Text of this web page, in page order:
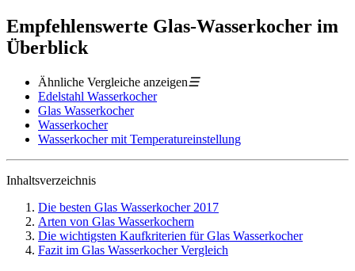
Empfehlenswerte Glas-Wasserkocher im
Überblick
Ähnliche Vergleiche anzeigen☰
Edelstahl Wasserkocher
Glas Wasserkocher
Wasserkocher
Wasserkocher mit Temperatureinstellung
Inhaltsverzeichnis
Die besten Glas Wasserkocher 2017
Arten von Glas Wasserkochern
Die wichtigsten Kaufkriterien für Glas Wasserkocher
Fazit im Glas Wasserkocher Vergleich